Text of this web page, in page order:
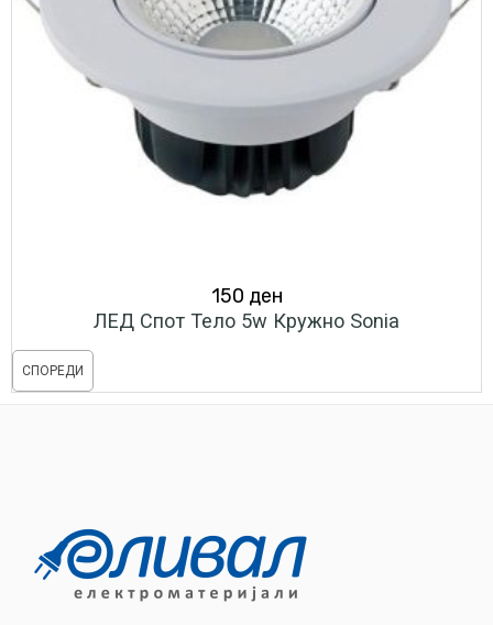
150 ден
ЛЕД Спот Тело 5w Кружно Sonia
СПОРЕДИ